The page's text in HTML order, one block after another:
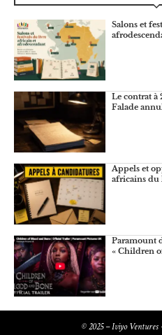
Salons et
Le contrat à
Falade
Appels et
africains du
Paramount
« Children
© 2025 – Iviyo Ventures